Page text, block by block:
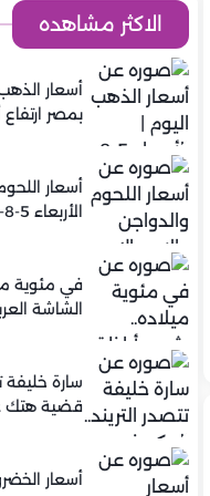
الاكثر مشاهده
بمصر
أسعار
الأربعاء 5-8-2026 في مصر.. اخر تحديث
في مئوية
الشاشة
سارة خليفة
قضية هتك
أسعار